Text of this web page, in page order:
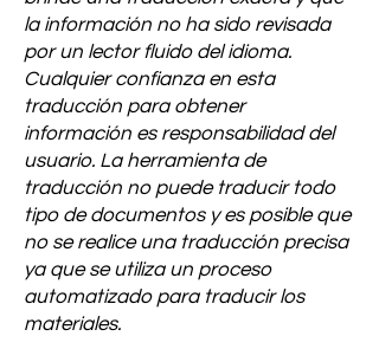
la información no ha sido revisada
por un lector fluido del idioma.
Cualquier confianza en esta
traducción para obtener
información es responsabilidad del
usuario. La herramienta de
traducción no puede traducir todo
tipo de documentos y es posible que
no se realice una traducción precisa
ya que se utiliza un proceso
automatizado para traducir los
materiales.